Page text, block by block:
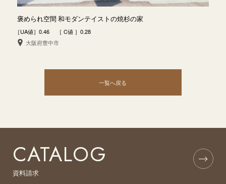
褒められ空間 和モダンテイストの焼杉の家
［UA値］0.46 ［ C値 ］0.28
大阪府豊中市
一覧へ戻る
CATALOG
資料請求